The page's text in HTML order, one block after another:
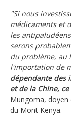
"Si nous
médicaments et
les
serons
du problème, au
l'importation de
dépendante des
et de la Chine,
Mungoma, doyen
du Mont Kenya.